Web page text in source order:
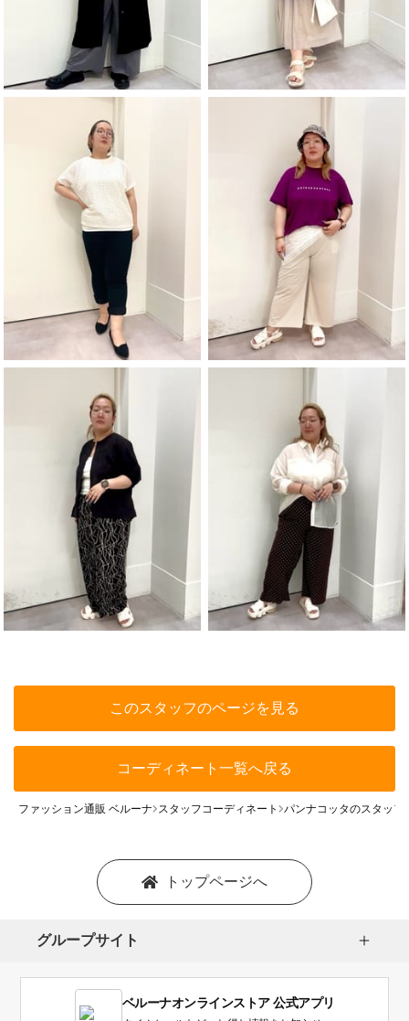
このスタッフのページを見る
コーディネート一覧へ戻る
ファッション通販 ベルーナ スタッフコーディネート パンナコッタのスタッフ
トップページへ
グループサイト
ベルーナオンラインストア 公式アプリ